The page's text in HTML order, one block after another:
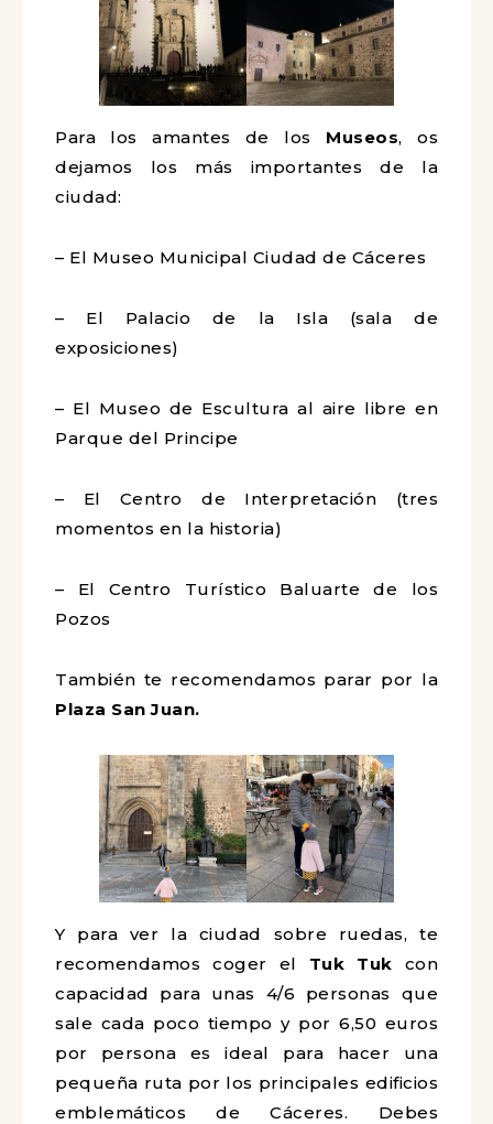
Para los amantes de los Museos, os
dejamos los más importantes de la
ciudad:
– El Museo Municipal Ciudad de Cáceres
– El Palacio de la Isla (sala de
exposiciones)
– El Museo de Escultura al aire libre en
Parque del Principe
– El Centro de Interpretación (tres
momentos en la historia)
– El Centro Turístico Baluarte de los
Pozos
También te recomendamos parar por la
Plaza San Juan.
Y para ver la ciudad sobre ruedas, te
recomendamos coger el Tuk Tuk con
capacidad para unas 4/6 personas que
sale cada poco tiempo y por 6,50 euros
por persona es ideal para hacer una
pequeña ruta por los principales edificios
emblemáticos de Cáceres. Debes